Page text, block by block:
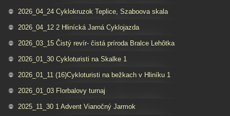
2026_04_24 Cyklokruzok Teplice, Szaboova skala
2026_04_12 2 Hlinícká Jarná Cyklojazda
2026_03_15 Čistý revír- čistá príroda Bralce Lehôtka
2026_01_30 Cykloturisti na Skalke 1
2026_01_11 (16)Cykloturisti na bežkach v Hliníku 1
2026_01_03 Florbalovy turnaj
2025_11_30 1 Advent Vianočný Jarmok